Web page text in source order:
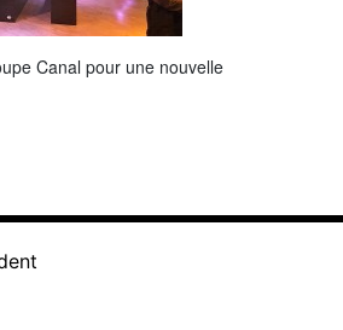
Canal pour une nouvelle